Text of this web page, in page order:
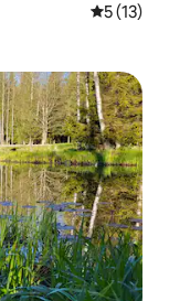
Średnia
5 (13)